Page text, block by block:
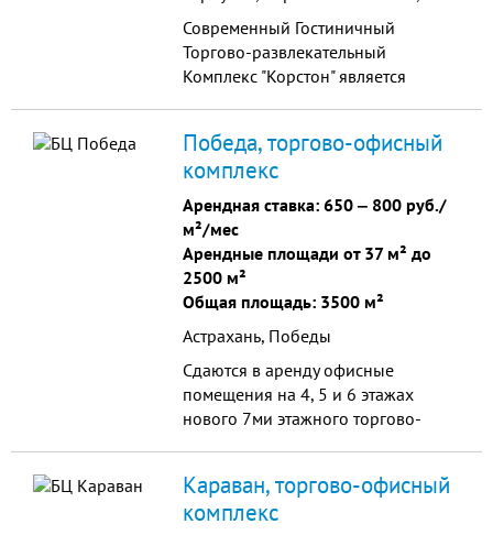
Современный Гостиничный
Торгово-развлекательный
Комплекс "Корстон" является
коммерческой недвижимости в г.
Серпухове и Южном Подмосковье.
Победа, торгово-офисный
комплекс
Арендная ставка: 650 ‒ 800 руб./
м²/мес
Арендные площади от 37 м² до
2500 м²
Общая площадь: 3500 м²
Астрахань, Победы
Сдаются в аренду офисные
помещения на 4, 5 и 6 этажах
нового 7ми этажного торгово-
Караван, торгово-офисный
комплекс